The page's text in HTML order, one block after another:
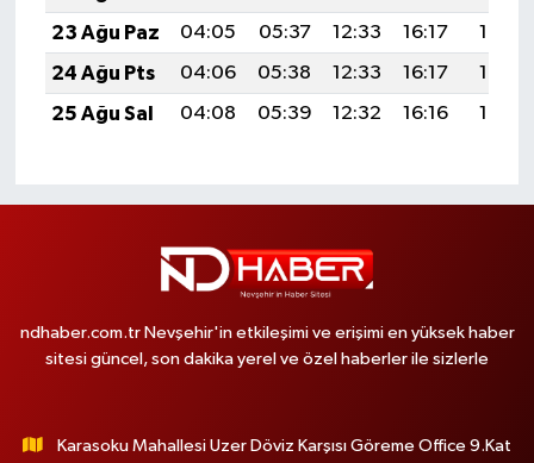
23 Ağu Paz
04:05 05:37 12:33 16:17
19:19
24 Ağu Pts
04:06 05:38 12:33 16:17
19:17
25 Ağu Sal
04:08 05:39 12:32 16:16 19:16
ndhaber.com.tr Nevşehir'in etkileşimi ve erişimi en yüksek haber
sitesi güncel, son dakika yerel ve özel haberler ile sizlerle
Karasoku Mahallesi Uzer Döviz Karşısı Göreme Office 9.Kat